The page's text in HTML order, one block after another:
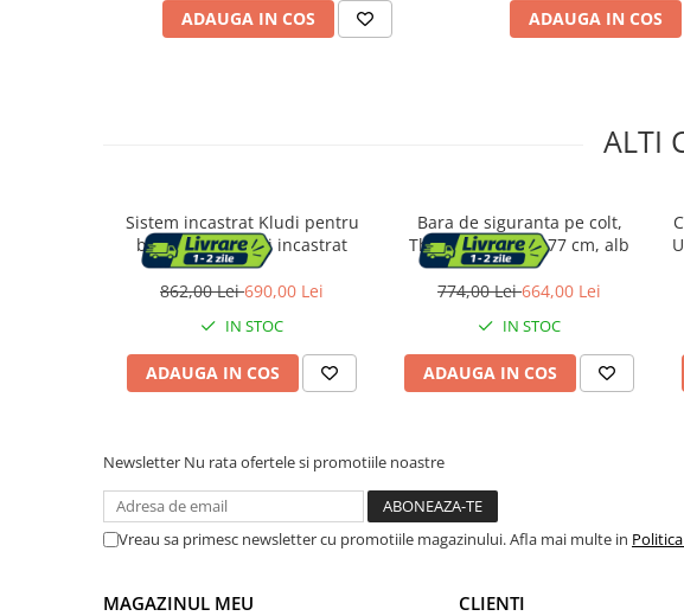
Scaune bucatarie & living
Vase & ustensile pentru gatit
Oale sub presiune
Accesorii pentru bucatarie
Cosuri de gunoi
ADAUGA IN COS ADAUGA IN COS
ALTI
Sistem incastrat Kludi pentru
baterii cu montaj incastrat
862,00 Lei690,00 Lei
IN STOC
ADAUGA IN COS
Bara de siguranta pe colt,
Thermomat, 77 x 77 cm, alb
774,00 Lei664,00 Lei
IN STOC
ADAUGA IN COS
Newsletter Nu rata ofertele si promotiile noastre
Vreau sa primesc newsletter cu promotiile magazinului. Afla mai multe in
MAGAZINUL MEU CLIENTI